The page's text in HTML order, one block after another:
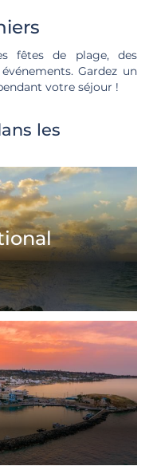
fêtes de plage, des
Gardez un
votre séjour !
les